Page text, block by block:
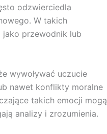
odzwierciedla
W takich
przewodnik lub
wywoływać uczucie
nawet konflikty moralne
takich emocji mogą
analizy i zrozumienia.